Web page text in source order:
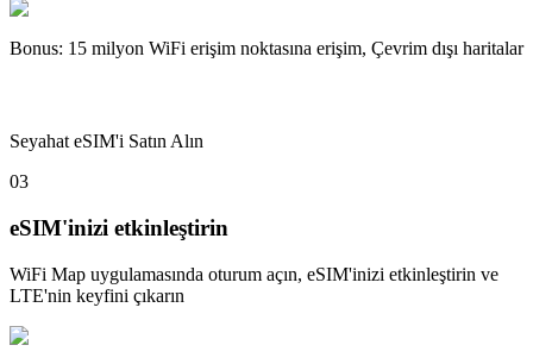
Bonus: 15 milyon WiFi erişim noktasına erişim, Çevrim dışı haritalar
Seyahat eSIM'i Satın Alın
03
eSIM'inizi etkinleştirin
WiFi Map uygulamasında oturum açın, eSIM'inizi etkinleştirin ve
LTE'nin keyfini çıkarın